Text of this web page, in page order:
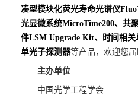
凑型模块化荧光寿命光谱仪
光显微系统MicroTime200、 共
件LSM Upgrade Kit、时间相关
单光子探测器等产品，欢迎您届
主办单位
中国光学工程学会